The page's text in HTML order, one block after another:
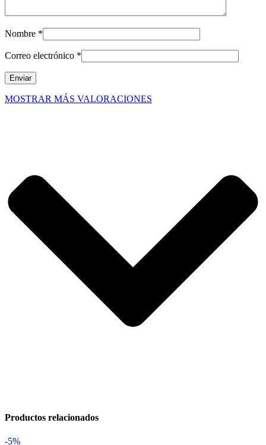
Nombre *
Correo electrónico *
MOSTRAR MÁS VALORACIONES
Productos relacionados
-5%